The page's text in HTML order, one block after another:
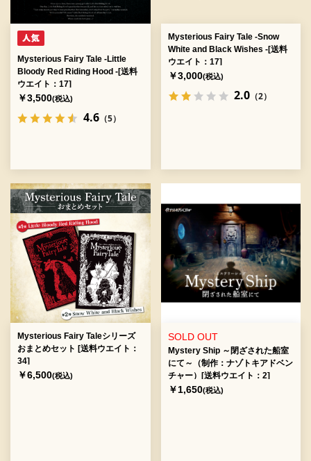
Mysterious Fairy Tale -Little
Bloody Red Riding Hood -[送料
ウエイト：17]
￥3,500(税込)
4.6 （5）
Mysterious Fairy Tale -Snow
White and Black Wishes -[送料
ウエイト：17]
￥3,000(税込)
2.0（2）
Mysterious Fairy Taleシリーズ
おまとめセット [送料ウエイト：
34]
￥6,500(税込)
SOLD OUT
Mystery Ship ～閉ざされた船室
にて～（制作：ナゾトキアドベン
チャー）[送料ウエイト：2]
￥1,650(税込)